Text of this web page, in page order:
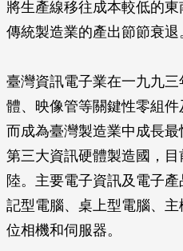
將生產線移往成本較低的
傳統製造業的產出節節衰退
臺灣資訊電子業在一九九
體、映像管等關鍵性零組
而成為臺灣製造業中成長
第三大資訊硬體製造國，
陸。主要電子資訊及電子
記型電腦、桌上型電腦、
位相機和伺服器。